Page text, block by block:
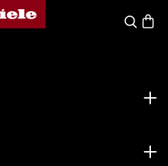
de Miele
Search